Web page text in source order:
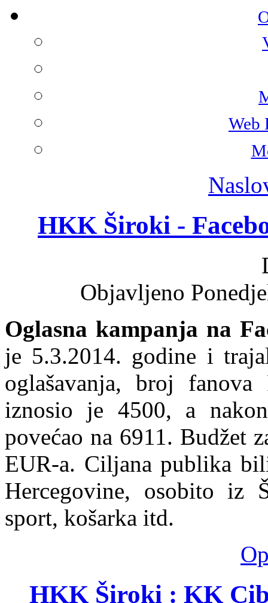
Web
HKK Široki -
Objavljeno
Oglasna kampanja na
je 5.3.2014. godine i
oglašavanja, broj
iznosio je 4500, a
povećao na 6911. Budžet
EUR-a. Ciljana publika
Hercegovine, osobito iz
sport, košarka itd.
HKK Široki : KK